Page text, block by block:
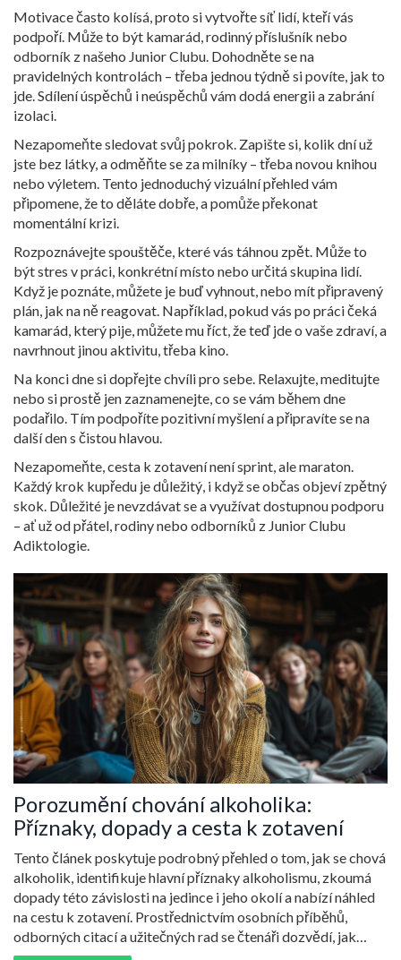
Motivace často kolísá, proto si vytvořte síť lidí, kteří vás
podpoří. Může to být kamarád, rodinný příslušník nebo
odborník z našeho Junior Clubu. Dohodněte se na
pravidelných kontrolách – třeba jednou týdně si povíte, jak to
jde. Sdílení úspěchů i neúspěchů vám dodá energii a zabrání
izolaci.
Nezapomeňte sledovat svůj pokrok. Zapište si, kolik dní už
jste bez látky, a odměňte se za milníky – třeba novou knihou
nebo výletem. Tento jednoduchý vizuální přehled vám
připomene, že to děláte dobře, a pomůže překonat
momentální krizi.
Rozpoznávejte spouštěče, které vás táhnou zpět. Může to
být stres v práci, konkrétní místo nebo určitá skupina lidí.
Když je poznáte, můžete je buď vyhnout, nebo mít připravený
plán, jak na ně reagovat. Například, pokud vás po práci čeká
kamarád, který pije, můžete mu říct, že teď jde o vaše zdraví, a
navrhnout jinou aktivitu, třeba kino.
Na konci dne si dopřejte chvíli pro sebe. Relaxujte, meditujte
nebo si prostě jen zaznamenejte, co se vám během dne
podařilo. Tím podpoříte pozitivní myšlení a připravíte se na
další den s čistou hlavou.
Nezapomeňte, cesta k zotavení není sprint, ale maraton.
Každý krok kupředu je důležitý, i když se občas objeví zpětný
skok. Důležité je nevzdávat se a využívat dostupnou podporu
– ať už od přátel, rodiny nebo odborníků z Junior Clubu
Adiktologie.
Porozumění chování alkoholika:
Příznaky, dopady a cesta k zotavení
Tento článek poskytuje podrobný přehled o tom, jak se chová
alkoholik, identifikuje hlavní příznaky alkoholismu, zkoumá
dopady této závislosti na jedince i jeho okolí a nabízí náhled
na cestu k zotavení. Prostřednictvím osobních příběhů,
odborných citací a užitečných rad se čtenáři dozvědí, jak
rozpoznat problém a jak podpořit sebe nebo své blízké na